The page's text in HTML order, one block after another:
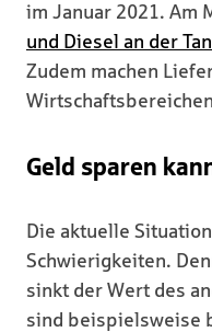
im Januar 2021. Am
und Diesel an der
Zudem machen
Geld sparen
Die aktuelle
Schwierigkeiten.
sinkt der Wert des
sind beispielsweise